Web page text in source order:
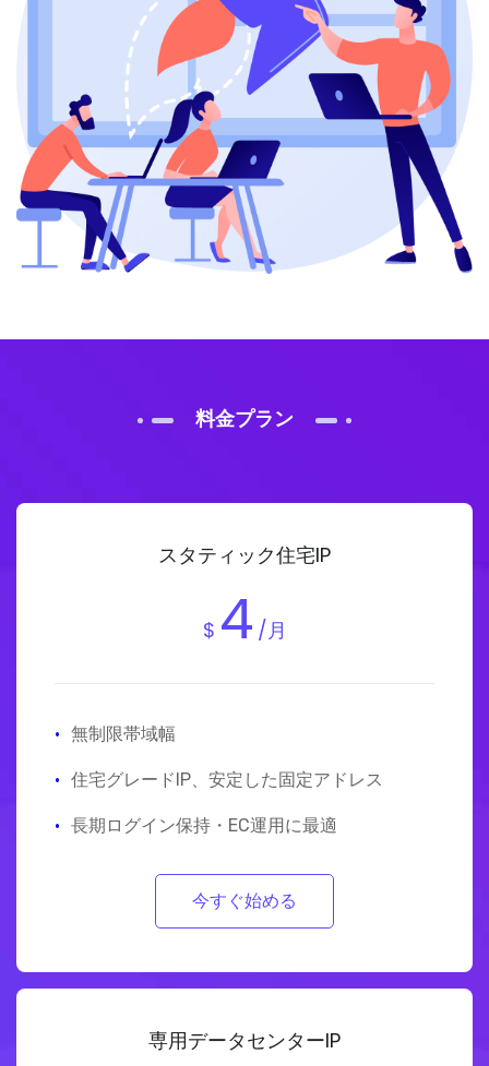
料金プラン
スタティック住宅IP
$ 4 /月
· 無制限帯域幅
· 住宅グレードIP、安定した固定アドレス
· 長期ログイン保持・EC運用に最適
今すぐ始める
専用データセンターIP